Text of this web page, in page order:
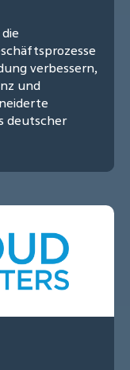
verbessern,
und
deutscher